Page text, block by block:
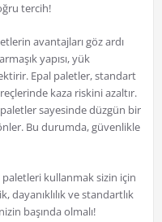
tercih!
avantajları göz ardı
yapısı, yük
Epal paletler, standart
kaza riskini azaltır.
sayesinde düzgün bir
Bu durumda, güvenlikle
paletleri kullanmak sizin için
dayanıklılık ve standartlık
başında olmalı!